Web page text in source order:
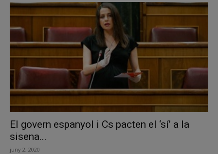
El govern espanyol i Cs pacten el ‘sí’ a la
sisena...
juny 2, 2020